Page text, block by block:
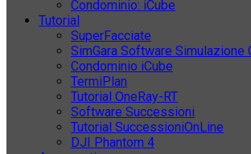
Condominio: iCube
Tutorial
SuperFacciate
SimGara Software Simulazione
Condominio iCube
TermiPlan
Tutorial OneRay-RT
Software Successioni
Tutorial SuccessioniOnLine
DJI Phantom 4